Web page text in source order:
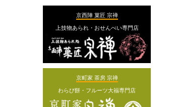
京西陣 菓匠 宗禅
上技物あられ・おせんべい専門店
京町家 茶房 宗禅
わらび餅・フルーツ大福専門店